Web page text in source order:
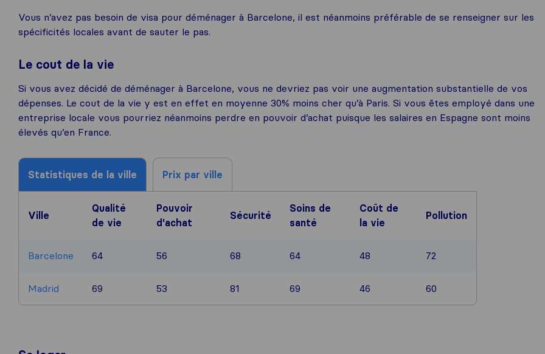
Vous n’avez pas besoin de visa pour déménager à Barcelone, il est néanmoins préférable de se renseigner sur les
spécificités locales avant de sauter le pas.
Le cout de la vie
Si vous avez décidé de déménager à Barcelone, vous ne devriez pas voir une augmentation substantielle de vos
dépenses. Le cout de la vie y est en effet en moyenne 30% moins cher qu’à Paris. Si vous êtes employé dans une
entreprise locale vous pourriez néanmoins perdre en pouvoir d’achat puisque les salaires en Espagne sont moins
élevés qu’en France.
Statistiques de la ville Prix par ville
Ville
Qualité
de vie
Pouvoir
d'achat
Sécurité
Soins de
santé
Coût de
la vie
Pollution
Barcelone 64 56 68 64 48 72
Madrid 69 53 81 69 46 60